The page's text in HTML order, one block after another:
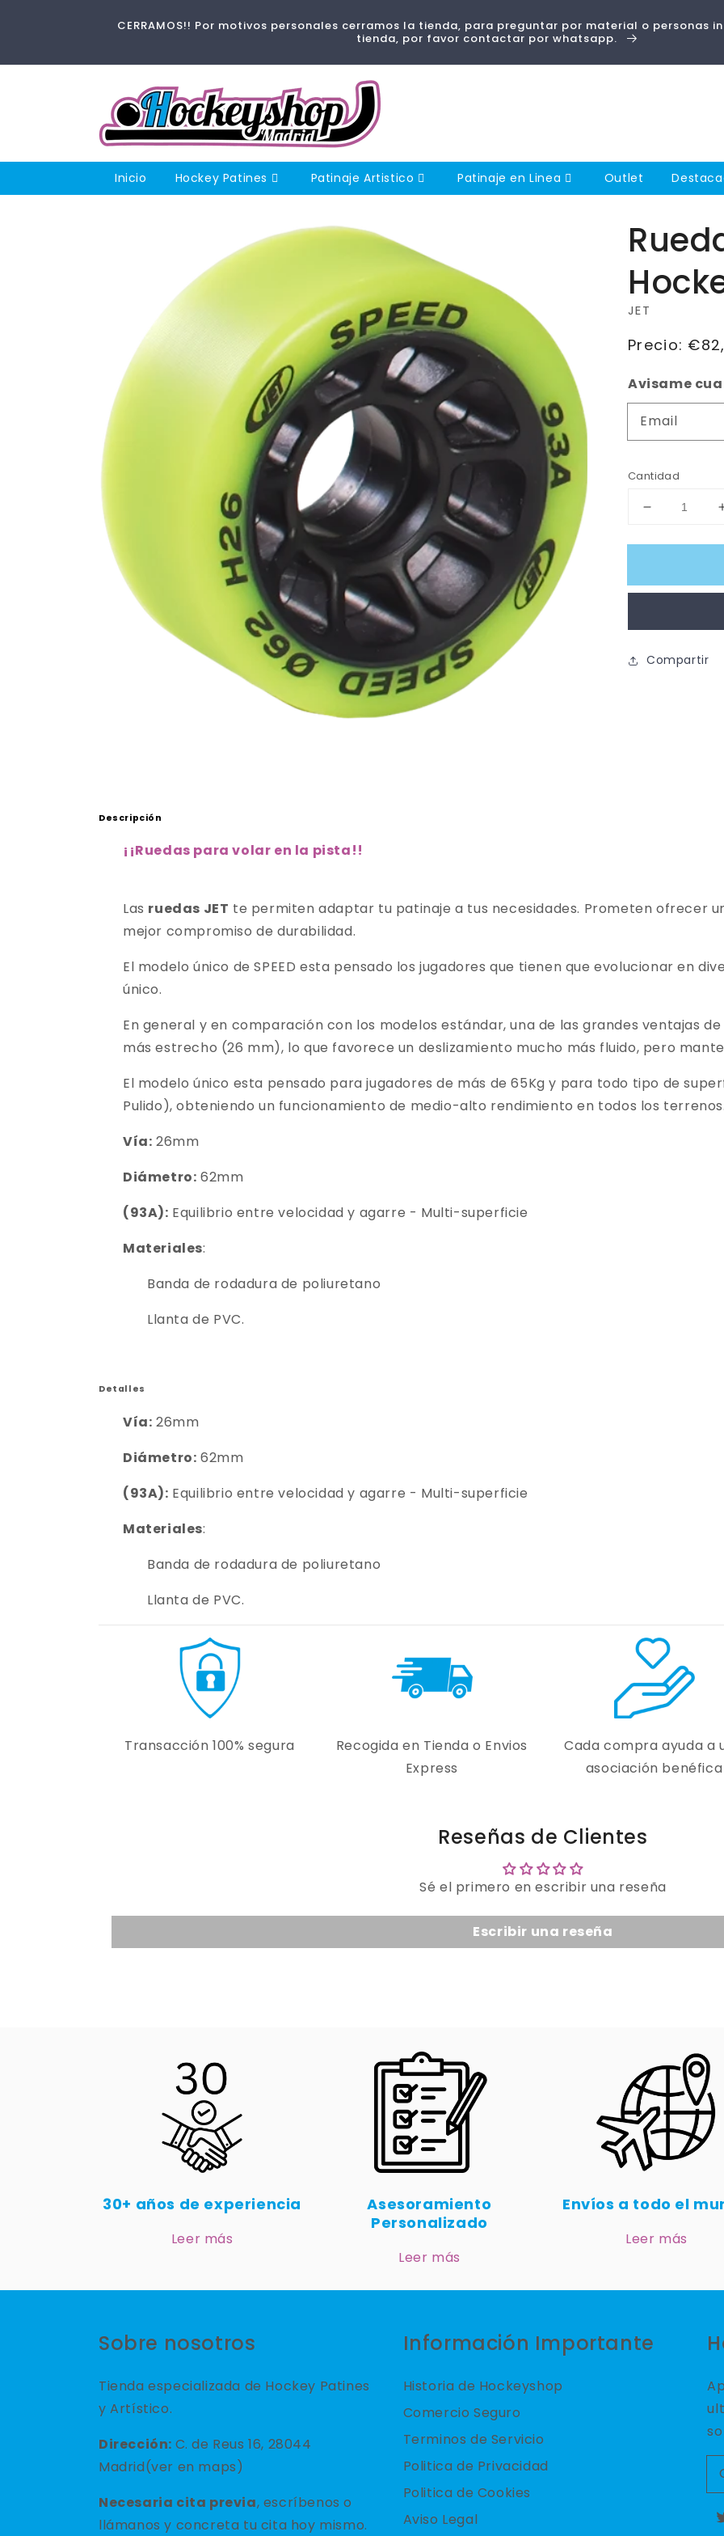
CERRAMOS!! Por motivos personales cerramos la tienda, para preguntar por material o personas
tienda, por favor contactar por whatsapp.
Inicio Hockey Patines Patinaje Artistico Patinaje en Linea Outlet
JET
Precio
Precio:
Avisame
Email
Cantidad
Reducir
para
JET
93A
Compartir
Descripción
¡ ¡Ruedas para volar en la pista!!
Las ruedas JET te permiten adaptar tu patinaje a tus necesidades. Prometen ofrecer
mejor compromiso de durabilidad.
El modelo único de SPEED esta pensado los jugadores que tienen que evolucionar en
único.
En general y en comparación con los modelos estándar, una de las grandes ventajas
más estrecho (26 mm), lo que favorece un deslizamiento mucho más fluido, pero
El modelo único esta pensado para jugadores de más de 65Kg y para todo tipo de
Pulido), obteniendo un funcionamiento de medio-alto rendimiento en todos los
Vía: 26mm
Diámetro: 62mm
(93A): Equilibrio entre velocidad y agarre - Multi-superficie
Materiales:
Banda de rodadura de poliuretano
Llanta de PVC.
Detalles
Vía: 26mm
Diámetro: 62mm
(93A): Equilibrio entre velocidad y agarre - Multi-superficie
Materiales:
Banda de rodadura de poliuretano
Llanta de PVC.
Transacción 100% segura
Recogida en Tienda o Envios
Express
Cada compra ayuda a
asociación benéfica
Reseñas de Clientes
Sé el primero en escribir una reseña
Escribir una reseña
30+ años de experiencia
Leer más
Asesoramiento
Personalizado
Leer más
Envíos a todo el
Leer más
Sobre nosotros
Tienda especializada de Hockey Patines
y Artístico.
Dirección: C. de Reus 16, 28044
Madrid(ver en maps)
Necesaria cita previa, escríbenos o
llámanos y concreta tu cita hoy mismo.
Información Importante
Historia de Hockeyshop
Comercio Seguro
Terminos de Servicio
Politica de Privacidad
Politica de Cookies
Aviso Legal